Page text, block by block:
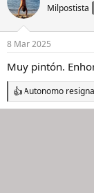
Milpostista
8 Mar 2025
Muy pintón.
R
e
Autonomo